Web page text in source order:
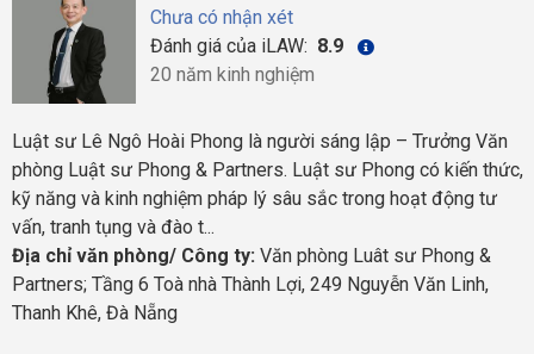
Chưa có nhận xét
Đánh giá của iLAW: 8.9
20 năm kinh nghiệm
Luật sư Lê Ngô Hoài Phong là người sáng lập – Trưởng Văn
phòng Luật sư Phong & Partners. Luật sư Phong có kiến thức,
kỹ năng và kinh nghiệm pháp lý sâu sắc trong hoạt động tư
vấn, tranh tụng và đào t...
Địa chỉ văn phòng/ Công ty: Văn phòng Luât sư Phong &
Partners; Tầng 6 Toà nhà Thành Lợi, 249 Nguyễn Văn Linh,
Thanh Khê, Đà Nẵng